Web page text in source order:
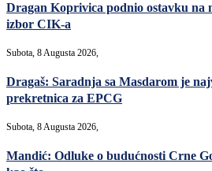
Dragan Koprivica podnio ostavku na
izbor CIK-a
Subota, 8 Augusta 2026,
Dragaš: Saradnja sa Masdarom je
prekretnica za EPCG
Subota, 8 Augusta 2026,
Mandić: Odluke o budućnosti Crne